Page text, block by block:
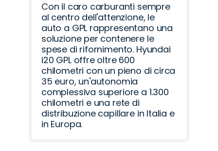
Con il caro carburanti sempre
al centro dell'attenzione, le
auto a GPL rappresentano una
soluzione per contenere le
spese di rifornimento. Hyundai
i20 GPL offre oltre 600
chilometri con un pieno di circa
35 euro, un'autonomia
complessiva superiore a 1.300
chilometri e una rete di
distribuzione capillare in Italia e
in Europa.